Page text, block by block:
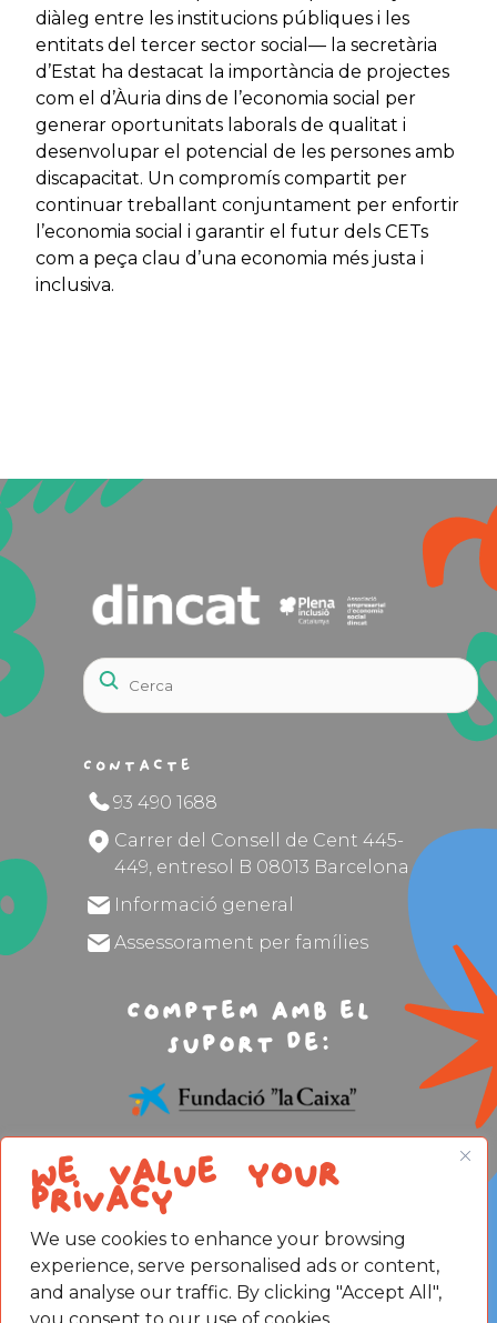
We value your
privacy
We use cookies to enhance your browsing
experience, serve personalised ads or content,
and analyse our traffic. By clicking "Accept All",
diàleg entre les institucions públiques i les
entitats del tercer sector social— la secretària
d’Estat ha destacat la importància de projectes
com el d’Àuria dins de l’economia social per
generar oportunitats laborals de qualitat i
desenvolupar el potencial de les persones amb
discapacitat. Un compromís compartit per
continuar treballant conjuntament per enfortir
l’economia social i garantir el futur dels CETs
com a peça clau d’una economia més justa i
inclusiva.
Contacte
93 490 1688
Carrer del Consell de Cent 445-
449, entresol B 08013 Barcelona
Informació general
Assessorament per famílies
Comptem amb el
suport de:
Avís legal
Política de privacitat
Política de Cookies